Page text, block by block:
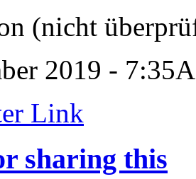
(nicht
2019 -
Link
sharing this